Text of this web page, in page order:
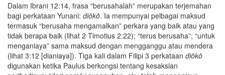
Dalam Ibrani 12:14, frasa “berusahalah” merupakan terjemahan
bagi perkataan Yunani: diōkō. Ia mempunyai pelbagai maksud
termasuk “berusaha mengamalkan” perkara yang baik atau yang
tidak berapa baik (lihat 2 Timotius 2:22); “terus berusaha”; “untuk
menganiaya” sama maksud dengan mengganggu atau mendera
(lihat 3:12 [dianiaya]). Tiga kali dalam Filipi 3 perkataan diōkō
digunakan ketika Paulus berkongsi tentang kesaksian